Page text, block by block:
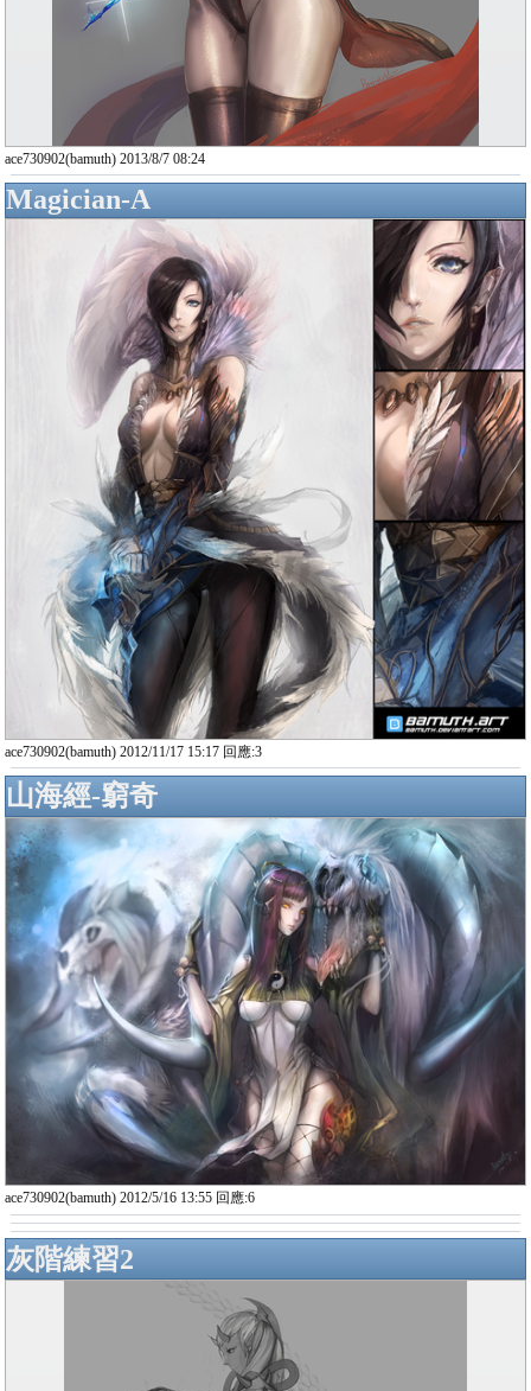
ace730902(bamuth) 2013/8/7 08:24
Magician-A
ace730902(bamuth) 2012/11/17 15:17 回應:3
山海經-窮奇
ace730902(bamuth) 2012/5/16 13:55 回應:6
灰階練習2